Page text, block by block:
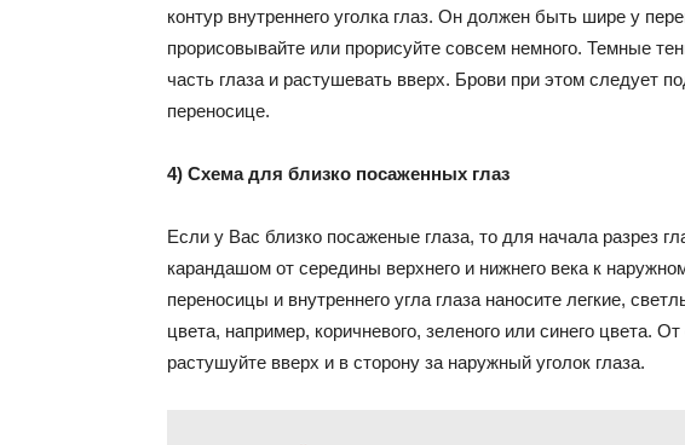
контур внутреннего уголка глаз. Он должен быть шире у
прорисовывайте или прорисуйте совсем немного. Темные
часть глаза и растушевать вверх. Брови при этом следует
переносице.
4) Схема для близко посаженных глаз
Если у Вас близко посаженые глаза, то для начала разрез
карандашом от середины верхнего и нижнего века к
переносицы и внутреннего угла глаза наносите легкие,
цвета, например, коричневого, зеленого или синего цвета.
растушуйте вверх и в сторону за наружный уголок глаза.